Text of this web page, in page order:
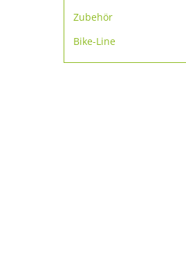
Dichten
Gewindedichtungen
Additive
Technische Sprays
Reinigung
Fette & Schmiermittel
Zubehör
Zubehör
Ausdrückpistolen
Bike-Line
Bike-Line